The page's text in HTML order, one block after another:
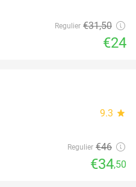
Regulier €31,50
€24
9.3 star
Regulier €46
€34,50